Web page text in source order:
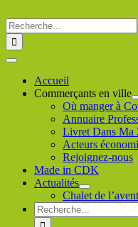
au
contenu
Rechercher
:
Toggle
NavigationAccueil
Commerçants en ville
Où manger à
Annuaire
Livret Dans Ma
Acteurs
Rejoignez-nous
Made in CDK
Actualités
Chalet de
Rechercher
: